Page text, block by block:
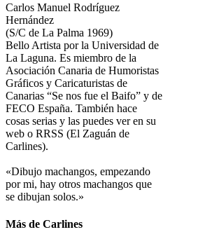
Carlos Manuel Rodríguez
Hernández
(S/C de La Palma 1969)
Bello Artista por la Universidad de
La Laguna. Es miembro de la
Asociación Canaria de Humoristas
Gráficos y Caricaturistas de
Canarias “Se nos fue el Baifo” y de
FECO España. También hace
cosas serias y las puedes ver en su
web o RRSS (El Zaguán de
Carlines).
«Dibujo machangos, empezando
por mi, hay otros machangos que
se dibujan solos.»
Más de Carlines